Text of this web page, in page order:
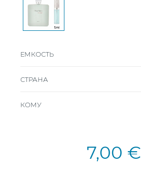
ЕМКОСТЬ
СТРАНА
КОМУ
7,00 €